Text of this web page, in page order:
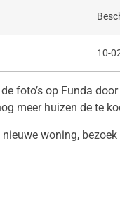
10-
foto’s op Funda door
meer huizen de te
woning,